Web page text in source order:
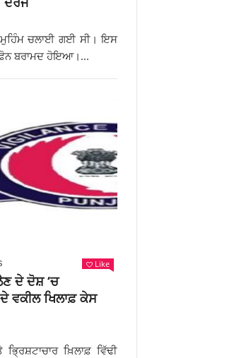
ਚਲਾਈ ਗਈ ਸੀ। ਇਸ
ਬਰਾਮਦ ਹੋਇਆ।...
Like
ਦੇ ਦੋਸ਼ ‘ਚ
ਵਕੀਲ ਖਿਲਾਫ਼ ਕੇਸ
ਖ਼ਿਲਾਫ਼ ਵਿੱਢੀ